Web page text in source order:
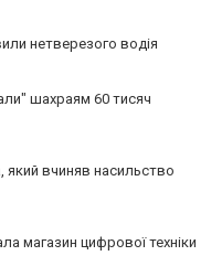
нетверезого водія
шахраям 60 тисяч
який вчиняв насильство
магазин цифрової техніки